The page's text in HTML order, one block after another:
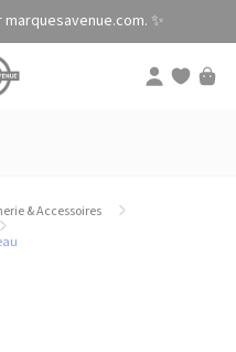
✨
& Accessoires